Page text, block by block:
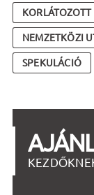
KORLÁTOZOTT
NEMZETKÖZI
SPEKULÁCIÓ